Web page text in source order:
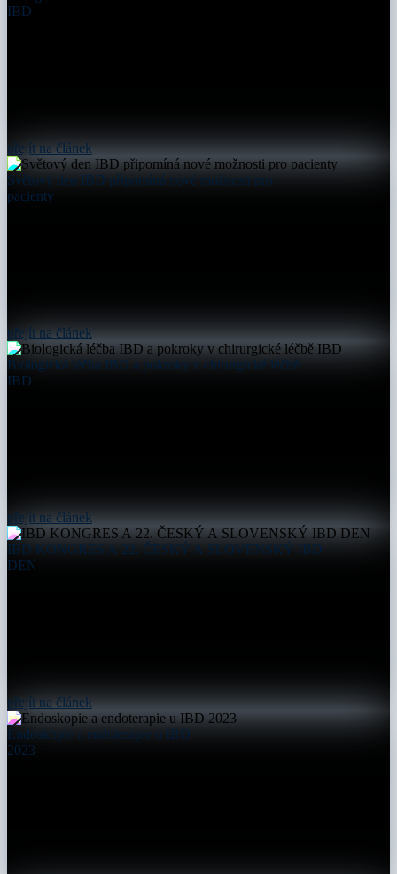
IBD
přejít na článek
Světový den IBD připomíná nové možnosti pro
pacienty
přejít na článek
Biologická léčba IBD a pokroky v chirurgické léčbě
IBD
přejít na článek
IBD KONGRES A 22. ČESKÝ A SLOVENSKÝ IBD
DEN
přejít na článek
Endoskopie a endoterapie u IBD
2023